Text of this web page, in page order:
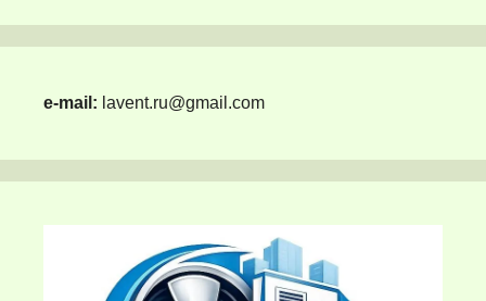
e-mail: lavent.ru@gmail.com